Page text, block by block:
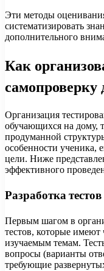
Эти методы
систематизировать
дополнительного
Как
Организация
обучающихся на дому,
продуманной
особенности ученика,
цели. Ниже
эффективного
Разработка
Первым шагом в
тестов, которые имеют
изучаемым темам.
вопросы (варианты
требующие